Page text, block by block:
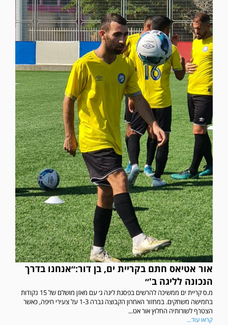
אור אטיאס חתם בקריית ים, בן דור:״אנחנו בדרך
הנכונה לליגה ב'״
מ.ס קריית ים ממשיכה להרשים בפסגת ליגה ג׳ עם מאזן מושלם של 15 נקודות
בחמישה משחקים. במחזור האחרון הקבוצה גברה 1-3 על צעירי חיפה, כאשר
הצטרף לשורותיה החלוץ אור אט...
קראו עוד...